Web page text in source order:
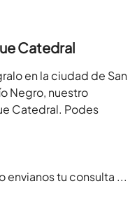
Catedral
en la ciudad de San
Negro, nuestro
Catedral. Podes
tu consulta ...